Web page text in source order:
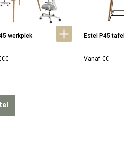
werkplek Estel P45 tafel
Vanaf €€